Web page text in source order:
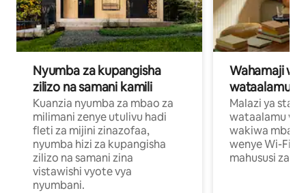
Nyumba za kupangisha
zilizo na samani kamili
Kuanzia nyumba za mbao za
milimani zenye utulivu hadi
fleti za mijini zinazofaa,
nyumba hizi za kupangisha
zilizo na samani zina
vistawishi vyote vya
nyumbani.
Wahamaji
wataalamu
Malazi ya
wataalamu
wakiwa mbali
wenye Wi-Fi
mahususi za